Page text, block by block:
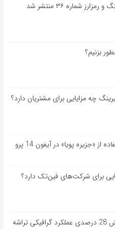
بزنیم؟
چه مزایایی برای مشتریان دارد؟
اپل ظاهرا در لحظه آخر تصمیم به استفاده از «جزیره پویا» در آیفون 14 پرو
بنچمارک آنتوتو از افزایش 28 درصدی عملکرد گرافیکی تراشه